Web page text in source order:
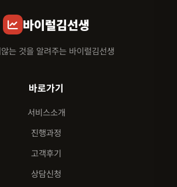
바이럴김선생
는 것을 알려주는 바이럴김선생
바로가기
서비스소개
진행과정
고객후기
상담신청